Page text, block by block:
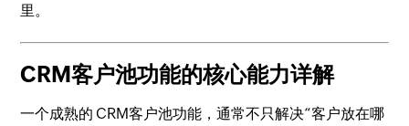
里。
CRM客户池功能的核心能力详解
一个成熟的 CRM客户池功能，通常不只解决“客户放在哪